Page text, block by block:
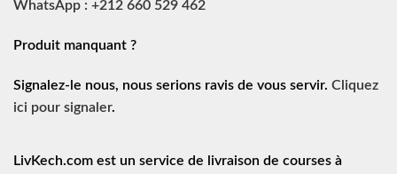
WhatsApp : +212 660 529 462
Produit manquant ?
Signalez-le nous, nous serions ravis de vous servir. Cliquez
ici pour signaler.
LivKech.com est un service de
livraison de courses à